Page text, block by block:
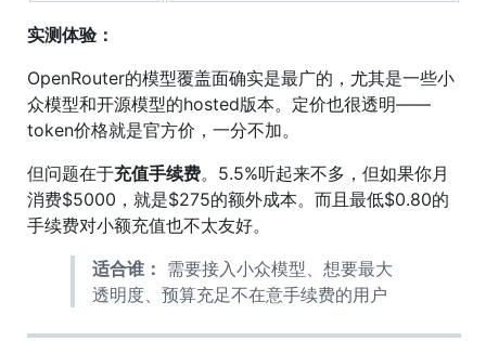
实测体验：
OpenRouter的模型覆盖面确实是最广的，尤其是一些小
众模型和开源模型的hosted版本。定价也很透明——
token价格就是官方价，一分不加。
但问题在于充值手续费。5.5%听起来不多，但如果你月
消费$5000，就是$275的额外成本。而且最低$0.80的
手续费对小额充值也不太友好。
适合谁： 需要接入小众模型、想要最大
透明度、预算充足不在意手续费的用户